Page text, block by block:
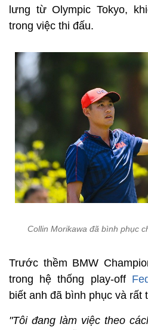
lưng từ Olympic Tokyo,
trong việc thi đấu.
Collin Morikawa đã bình phục
Trước thềm BMW
trong hệ thống play-off
biết anh đã bình phục và rất
"Tôi đang làm việc theo